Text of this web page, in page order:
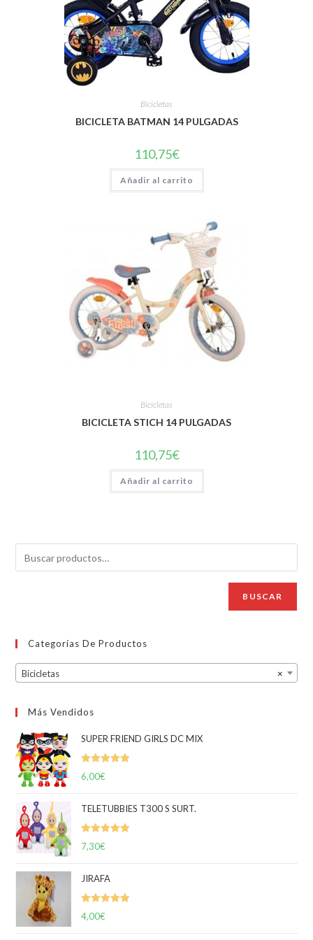
Bicicletas
BICICLETA BATMAN 14 PULGADAS
110,75€
Añadir al carrito
Bicicletas
BICICLETA STICH 14 PULGADAS
110,75€
Añadir al carrito
BUSCAR
Categorías De Productos
×
Bicicletas
Más Vendidos
SUPER FRIEND GIRLS DC MIX
Valorado
6,00€
TELETUBBIES T300 S SURT.
Valorado
7,30€
JIRAFA
Valorado
4,00€